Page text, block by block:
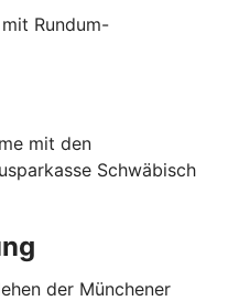
Rundum-
mit den
Schwäbisch
der Münchener